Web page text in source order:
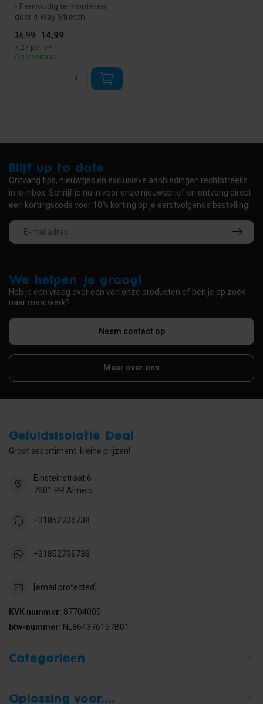
- Eenvoudig te monteren
door 4 Way Stretch
norm B...
16,99 14,99
7,27 per m²
Op voorraad
We helpen je graag!
Heb je een vraag over een van onze producten of ben je op zoek
naar maatwerk?
Neem contact op
Meer over ons
Blijf up to date
Ontvang tips, nieuwtjes en exclusieve aanbiedingen rechtstreeks
in je inbox. Schrijf je nu in voor onze nieuwsbrief en ontvang direct
een kortingscode voor 10% korting op je eerstvolgende bestelling!
Geluidsisolatie Deal
Groot assortiment; kleine prijzen!
Einsteinstraat 6
7601 PR Almelo
+31852736738
+31852736738
[email protected]
KVK nummer: 87704005
btw-nummer: NL864376157B01
Categorieën
Oplossing voor....